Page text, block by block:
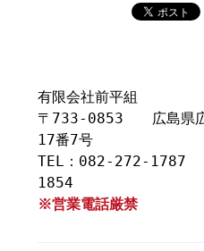
有限会社前平組
〒733-0853 広島県広
17番7号
TEL：082-272-
1854
※営業電話厳禁